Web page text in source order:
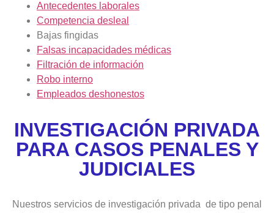
Antecedentes laborales
Competencia desleal
Bajas fingidas
Falsas incapacidades médicas
Filtración de información
Robo interno
Empleados deshonestos
INVESTIGACIÓN PRIVADA
PARA CASOS PENALES Y
JUDICIALES
Nuestros servicios de investigación privada de tipo penal